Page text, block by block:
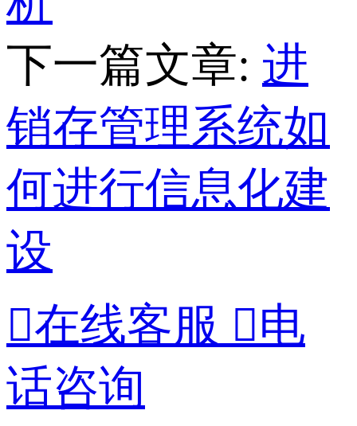
下一篇文章: 进
销存管理系统如
何进行信息化建
设
在线客服 电
话咨询